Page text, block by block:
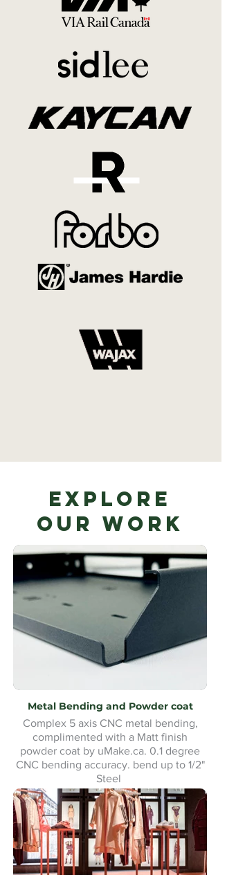
Explore
Our Work
Metal Bending and Powder coat
Complex 5 axis CNC metal bending,
complimented with a Matt finish
powder coat by uMake.ca. 0.1 degree
CNC bending accuracy. bend up to 1/2"
Steel